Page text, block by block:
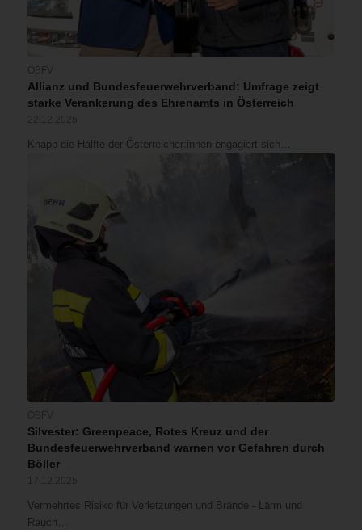
Allianz und Bundesfeuerwehrverband: Umfrage zeigt
starke Verankerung des Ehrenamts in Österreich
Knapp die Hälfte der Österreicher:innen engagiert sich…
Silvester: Greenpeace, Rotes Kreuz und der
Bundesfeuerwehrverband warnen vor Gefahren durch
Böller
Vermehrtes Risiko für Verletzungen und Brände - Lärm und
Rauch…